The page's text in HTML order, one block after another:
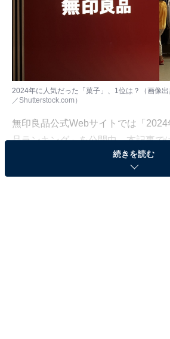
2024年に人気だった「菓子」、1位は？（画像
／Shutterstock.com）
無印良品公式Webサイトでは「
品ランキング」を公開中。本記事で
子」のランキングを紹介します。
続きを読む